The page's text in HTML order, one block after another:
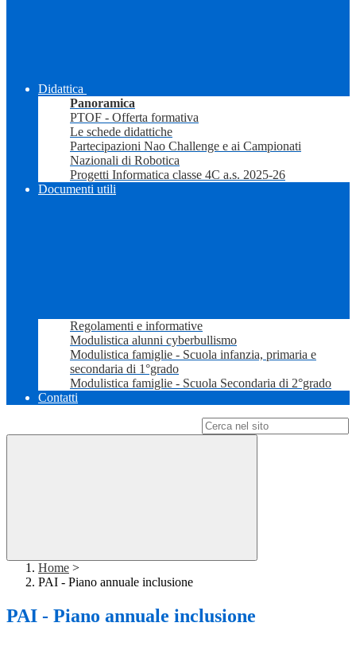
Didattica
Panoramica
PTOF - Offerta formativa
Le schede didattiche
Partecipazioni Nao Challenge e ai Campionati
Nazionali di Robotica
Progetti Informatica classe 4C a.s. 2025-26
Documenti utili
Regolamenti e informative
Modulistica alunni cyberbullismo
Modulistica famiglie - Scuola infanzia, primaria e
secondaria di 1°grado
Modulistica famiglie - Scuola Secondaria di 2°grado
Contatti
Home >
PAI - Piano annuale inclusione
PAI - Piano annuale inclusione